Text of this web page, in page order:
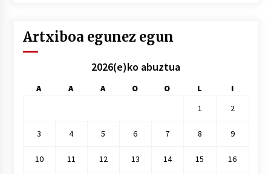
Artxiboa egunez egun
2026(e)ko abuztua
A A A O O L
I
1
2
3 4 5 6 7 8 9
10 11 12 13 14 15 16